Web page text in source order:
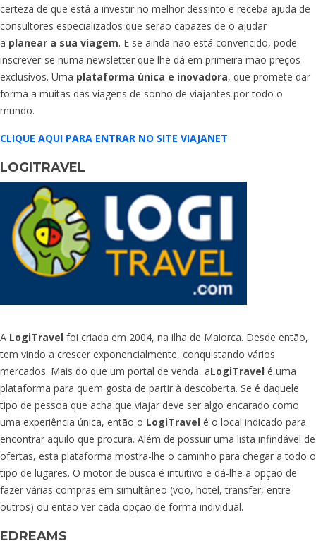
certeza de que está a investir no melhor dessinto e receba ajuda de
consultores especializados que serão capazes de o ajudar
a planear a sua viagem. E se ainda não está convencido, pode
inscrever-se numa newsletter que lhe dá em primeira mão preços
exclusivos. Uma plataforma única e inovadora, que promete dar
forma a muitas das viagens de sonho de viajantes por todo o
mundo.
CLIQUE AQUI PARA ENTRAR NO SITE VIAJANET
LOGITRAVEL
A LogiTravel foi criada em 2004, na ilha de Maiorca. Desde então,
tem vindo a crescer exponencialmente, conquistando vários
mercados. Mais do que um portal de venda, aLogiTravel é uma
plataforma para quem gosta de partir à descoberta. Se é daquele
tipo de pessoa que acha que viajar deve ser algo encarado como
uma experiência única, então o LogiTravel é o local indicado para
encontrar aquilo que procura. Além de possuir uma lista infindável de
ofertas, esta plataforma mostra-lhe o caminho para chegar a todo o
tipo de lugares. O motor de busca é intuitivo e dá-lhe a opção de
fazer várias compras em simultâneo (voo, hotel, transfer, entre
outros) ou então ver cada opção de forma individual.
EDREAMS